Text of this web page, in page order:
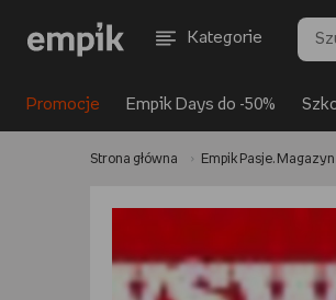
Kategorie
Promocje Empik Days do -50%
Strona główna Empik Pasje.